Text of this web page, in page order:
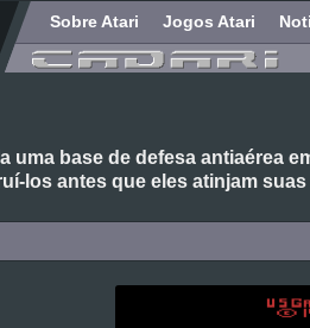
Sobre Atari Jogos Atari
uma base de defesa antiaérea
los antes que eles atinjam